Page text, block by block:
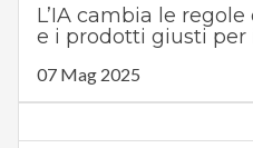
L’IA cambia le
e i prodotti giusti per
07 Mag 2025